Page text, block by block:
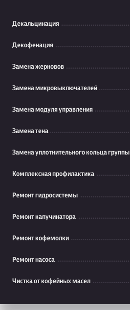
Декальцинация
Декофенация
Замена жерновов
Замена микровыключателей
Замена модуля управления
Замена тена
Замена уплотнительного кольца группы
Комплексная профилактика
Ремонт гидросистемы
Ремонт капучинатора
Ремонт кофемолки
Ремонт насоса
Чистка от кофейных масел